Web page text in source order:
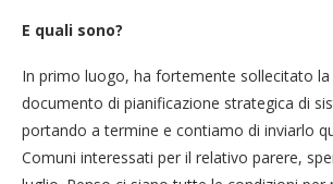
E quali sono?
In primo luogo, ha fortemente sollecitato la
documento di pianificazione strategica di
portando a termine e contiamo di inviarlo
Comuni interessati per il relativo parere,